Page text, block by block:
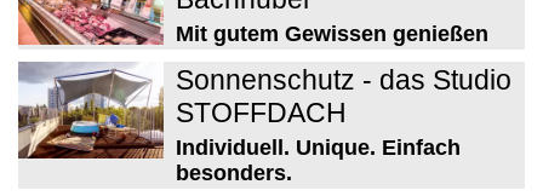
Mit gutem Gewissen genießen
Sonnenschutz - das Studio
STOFFDACH
Individuell. Unique. Einfach
besonders.